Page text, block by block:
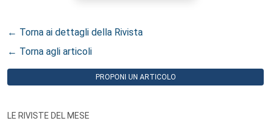
← Torna ai dettagli della Rivista
← Torna agli articoli
PROPONI UN ARTICOLO
LE RIVISTE DEL MESE